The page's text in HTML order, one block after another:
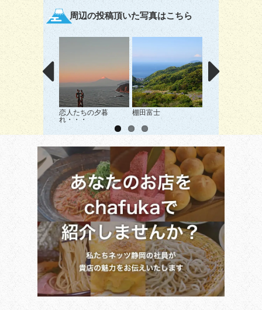
周辺の投稿頂いた写真はこちら
恋人たちの夕暮
れ・・・
棚田富士 toke”